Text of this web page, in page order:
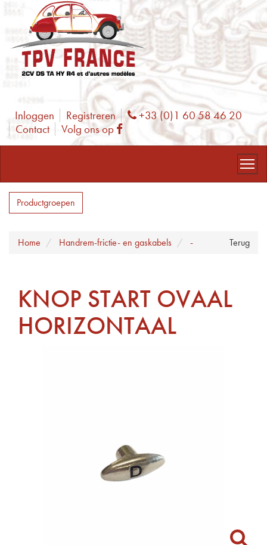
Inloggen Registreren Phone
+33 (0)1 60 58 46 20
Contact
Volg ons op Facebook
Productgroepen
Terug
Home Handrem-frictie- en gaskabels -
KNOP START OVAAL
HORIZONTAAL